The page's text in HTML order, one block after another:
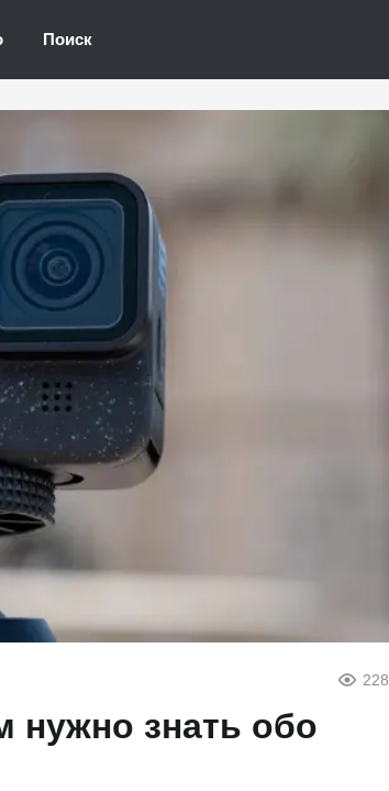
Поиск
228
нужно знать обо